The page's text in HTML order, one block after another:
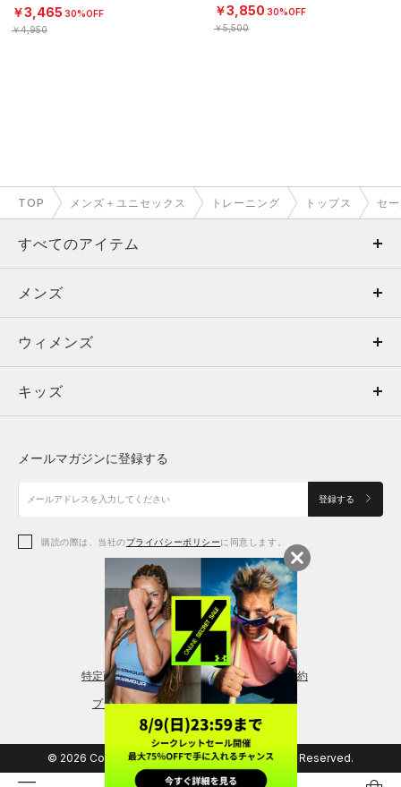
MEN）
￥3,465 30%OFF
￥4,950
￥3,850 30%OFF
￥5,500
TOP メンズ＋ユニセックス トレーニング トップス セ
すべてのアイテム
メンズ
ウィメンズ
キッズ
アクセサリー
メンズ
トップス
ボトムス
アクセサリー
ウィメンズ
トップス
シューズ
アクセサリー
レギンス＆タイツ
キッズ
シューズ
メールマガジンに登録する
登録する
購読の際は、当社のプライバシーポリシーに同意します。
特定商取引法に基づく通販の表記 会員規約
プライバシーポリシー
© 2026 Copyright DOME Corporation. All Rights Reserved.